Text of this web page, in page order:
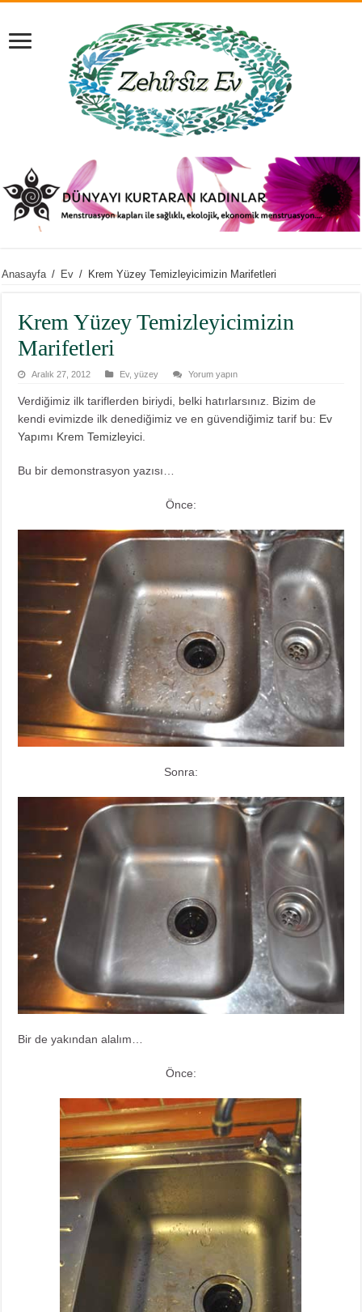
Anasayfa / Ev / Krem Yüzey Temizleyicimizin Marifetleri
Krem Yüzey Temizleyicimizin
Marifetleri
Aralık 27, 2012 Ev,yüzey Yorum yapın
Verdiğimiz ilk tariflerden biriydi, belki hatırlarsınız. Bizim de
kendi evimizde ilk denediğimiz ve en güvendiğimiz tarif bu: Ev
Yapımı Krem Temizleyici
Bu bir demonstrasyon yazısı…
Önce:
Sonra:
Bir de yakından alalım…
Önce: